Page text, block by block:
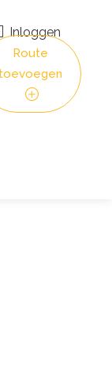
Inloggen
Route
toevoegen